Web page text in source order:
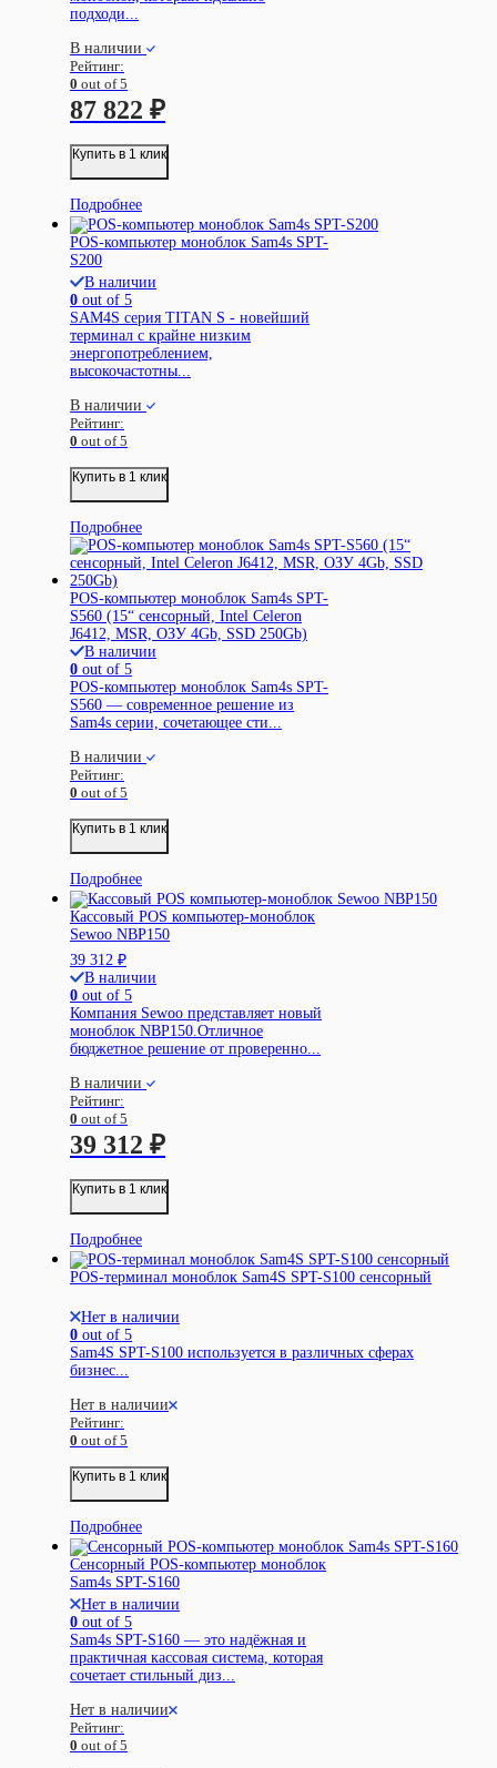
подходи...
В наличии
Рейтинг:
0 out of 5
87 822 ₽
Купить в 1 клик
Подробнее
POS-компьютер моноблок Sam4s SPT-
S200
В наличии
0 out of 5
SAM4S серия TITAN S - новейший
терминал с крайне низким
энергопотреблением,
высокочастотны...
В наличии
Рейтинг:
0 out of 5
Купить в 1 клик
Подробнее
POS-компьютер моноблок Sam4s SPT-
S560 (15“ сенсорный, Intel Celeron
J6412, MSR, ОЗУ 4Gb, SSD 250Gb)
В наличии
0 out of 5
POS-компьютер моноблок Sam4s SPT-
S560 — современное решение из
Sam4s серии, сочетающее сти...
В наличии
Рейтинг:
0 out of 5
Купить в 1 клик
Подробнее
Кассовый POS компьютер-моноблок
Sewoo NBP150
39 312 ₽
В наличии
0 out of 5
Компания Sewoo представляет новый
моноблок NBP150.Отличное
бюджетное решение от проверенно...
В наличии
Рейтинг:
0 out of 5
39 312 ₽
Купить в 1 клик
Подробнее
POS-терминал моноблок Sam4S SPT-S100 сенсорный
Нет в наличии
0 out of 5
Sam4S SPT-S100 используется в различных сферах
бизнес...
Нет в наличии
Рейтинг:
0 out of 5
Купить в 1 клик
Подробнее
Сенсорный POS-компьютер моноблок
Sam4s SPT-S160
Нет в наличии
0 out of 5
Sam4s SPT-S160 — это надёжная и
практичная кассовая система, которая
сочетает стильный диз...
Нет в наличии
Рейтинг:
0 out of 5